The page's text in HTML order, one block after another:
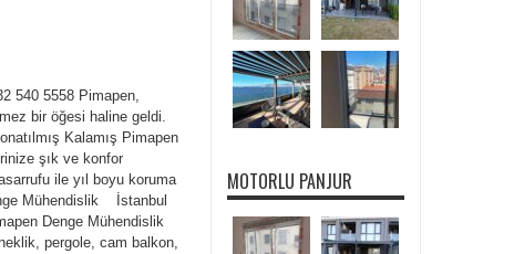
540 5558 Pimapen,
bir öğesi haline geldi.
Kalamış Pimapen
şık ve konfor
ile yıl boyu koruma
Mühendislik İstanbul
Denge Mühendislik
pergole, cam balkon,
MOTORLU PANJUR